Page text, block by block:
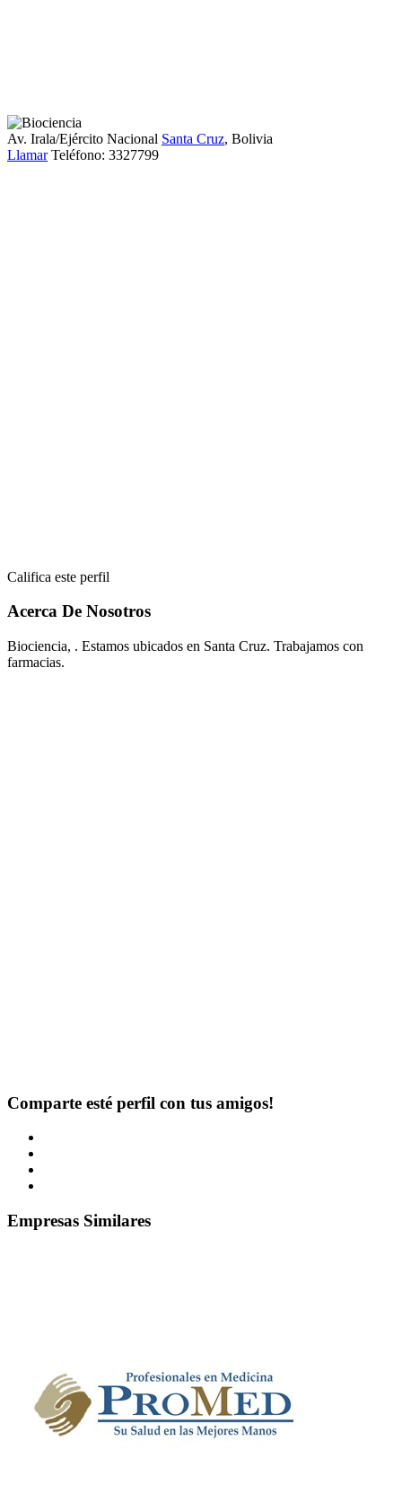
Av. Irala/Ejército Nacional Santa Cruz, Bolivia
Llamar Teléfono: 3327799
Califica este perfil
Acerca De Nosotros
Biociencia, . Estamos ubicados en Santa Cruz. Trabajamos con
farmacias.
Comparte esté perfil con tus amigos!
Empresas Similares